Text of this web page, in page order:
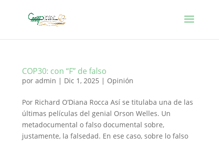
COP30: con “F” de falso
por admin | Dic 1, 2025 | Opinión
Por Richard O’Diana Rocca Así se titulaba una de las
últimas películas del genial Orson Welles. Un
metadocumental o falso documental sobre,
justamente, la falsedad. En ese caso, sobre lo falso